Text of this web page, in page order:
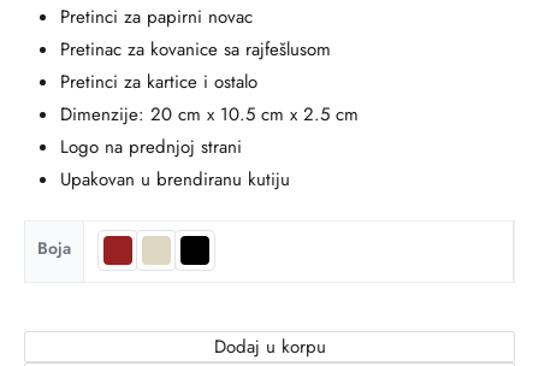
Pretinci za papirni novac
Pretinac za kovanice sa rajfešlusom
Pretinci za kartice i ostalo
Dimenzije: 20 cm x 10.5 cm x 2.5 cm
Logo na prednjoj strani
Upakovan u brendiranu kutiju
Boja
Dodaj u korpu